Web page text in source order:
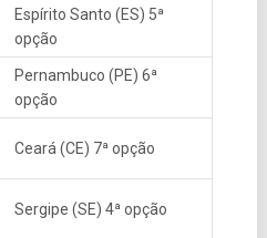
Espírito Santo (ES) 5ª
opção
Pernambuco (PE) 6ª
opção
Ceará (CE) 7ª opção
Sergipe (SE) 4ª opção